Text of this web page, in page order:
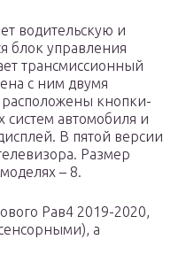
водительскую и
блок управления
трансмиссионный
с ним двумя
кнопки-
автомобиля и
В пятой версии
Размер
– 8.
Рав4 2019-2020,
а